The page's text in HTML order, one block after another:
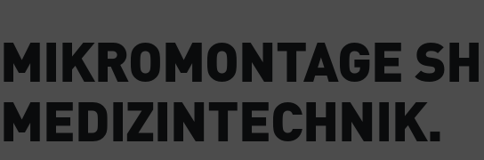
MIKROMONTAGE
MEDIZINTECHNIK.